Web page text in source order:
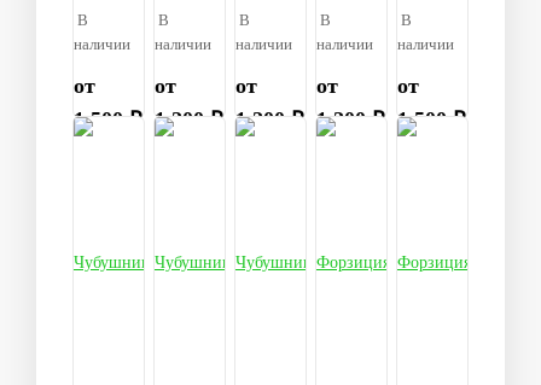
В
наличии
от
1 500 ₽
В
наличии
от
1 200 ₽
В
наличии
от
1 200 ₽
В
наличии
от
1 200 ₽
В
наличии
от
1 500 ₽